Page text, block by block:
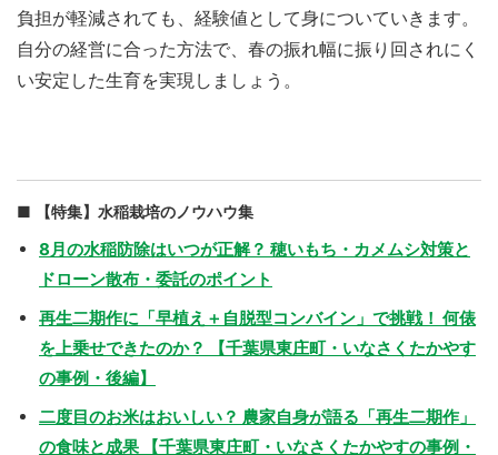
負担が軽減されても、経験値として身についていきます。
自分の経営に合った方法で、春の振れ幅に振り回されにく
い安定した生育を実現しましょう。
【特集】水稲栽培のノウハウ集
8月の水稲防除はいつが正解？ 穂いもち・カメムシ対策と
ドローン散布・委託のポイント
再生二期作に「早植え＋自脱型コンバイン」で挑戦！ 何俵
を上乗せできたのか？ 【千葉県東庄町・いなさくたかやす
の事例・後編】
二度目のお米はおいしい？ 農家自身が語る「再生二期作」
の食味と成果 【千葉県東庄町・いなさくたかやすの事例・